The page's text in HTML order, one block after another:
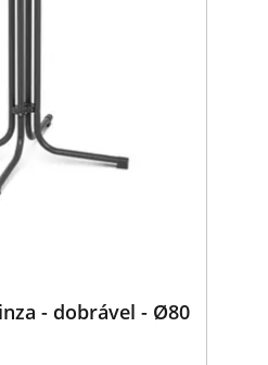
- dobrável - Ø80